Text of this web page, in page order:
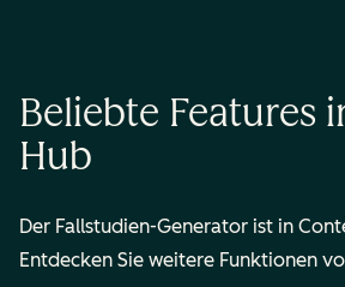
Beliebte Features
Hub
Der Fallstudien-Generator ist in
Entdecken Sie weitere Funktionen